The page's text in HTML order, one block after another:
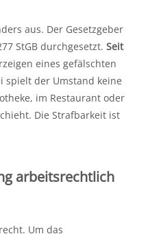
aus. Der Gesetzgeber
StGB durchgesetzt. Seit
eines gefälschten
spielt der Umstand keine
im Restaurant oder
Die Strafbarkeit ist
arbeitsrechtlich
Um das